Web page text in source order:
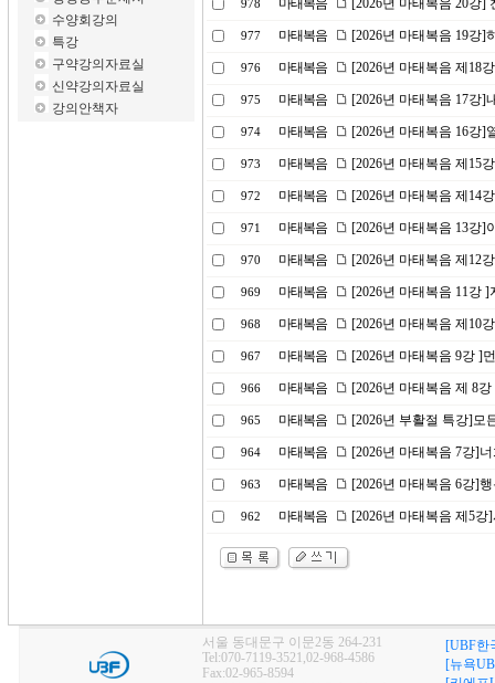
수양회강의
특강
구약강의자료실
신약강의자료실
강의안책자
978 마태복음 [2026년 마태복음 20강]
977 마태복음 [2026년 마태복음 19강]
976 마태복음 [2026년 마태복음 제18
975 마태복음 [2026년 마태복음 17강]
974 마태복음 [2026년 마태복음 16강]
973 마태복음 [2026년 마태복음 제15
972 마태복음 [2026년 마태복음 제14
971 마태복음 [2026년 마태복음 13강]
970 마태복음 [2026년 마태복음 제12
969 마태복음 [2026년 마태복음 11강
968 마태복음 [2026년 마태복음 제10
967 마태복음 [2026년 마태복음 9강 ]
966 마태복음 [2026년 마태복음 제 8
965 마태복음 [2026년 부활절 특강]모
964 마태복음 [2026년 마태복음 7강]
963 마태복음 [2026년 마태복음 6강]
962 마태복음 [2026년 마태복음 제5
서울 동대문구 이문2동 264-231
Tel:070-7119-3521,02-968-4586
Fax:02-965-8594
[UBF한
[뉴욕